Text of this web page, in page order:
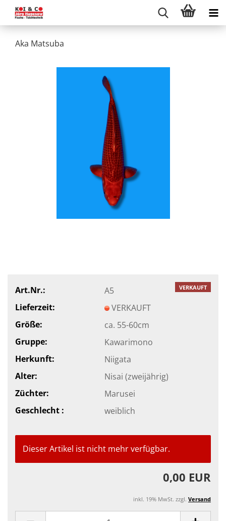
Aka Matsuba
VERKAUFT
Art.Nr.:
A5
Lieferzeit:
VERKAUFT
Größe:
ca. 55-60cm
Gruppe:
Kawarimono
Herkunft:
Niigata
Alter:
Nisai (zweijährig)
Züchter:
Marusei
Geschlecht :
weiblich
Dieser Artikel ist nicht mehr verfügbar.
0,00 EUR
inkl. 19% MwSt. zzgl. Versand